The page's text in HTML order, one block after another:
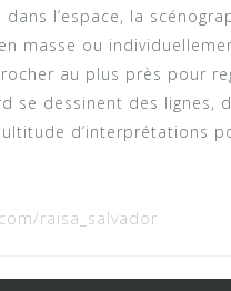
l’espace, la
masse ou
au plus près pour
se dessinent des lignes,
d’interprétations
raisa_salvador